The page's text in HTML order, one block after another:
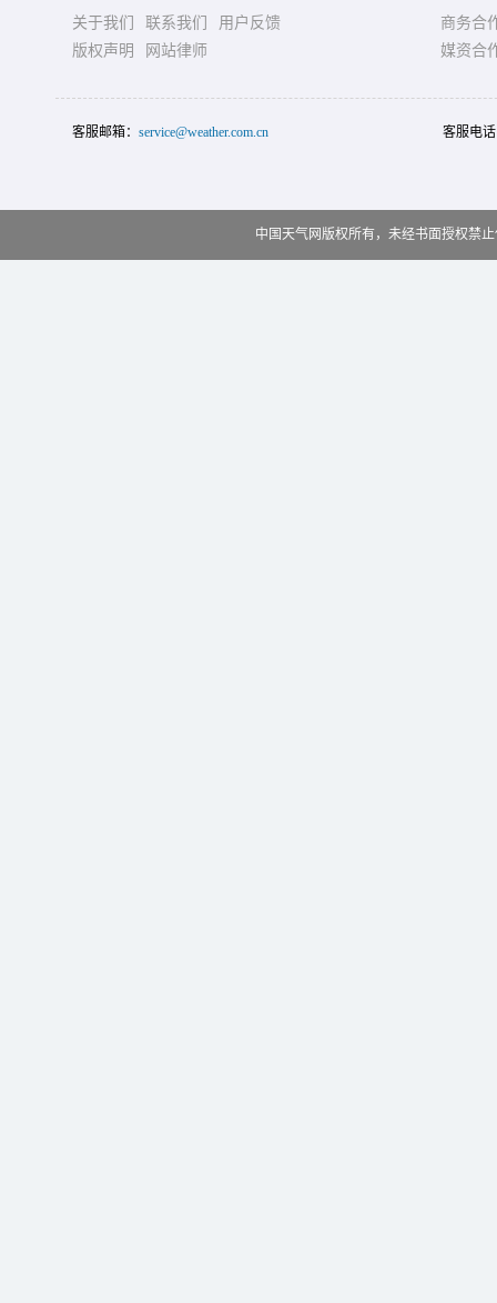
关于我们 联系我们
用户反馈
版权声明
网站律师
商务合
媒资合
客服邮箱： service@weather.com.cn 客服电
中国天气网版权所有，未经书面授权